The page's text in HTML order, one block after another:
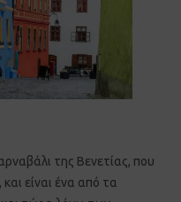
της Βενετίας, που
είναι ένα από τα